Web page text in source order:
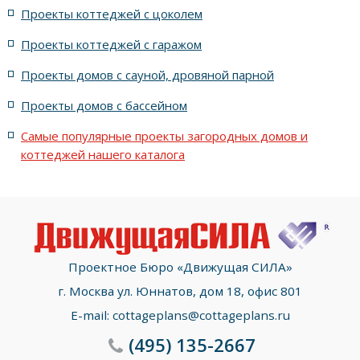
с террасой и 6 комнатами
Проекты коттеджей с цоколем
Проекты коттеджей с гаражом
Проекты домов с сауной, дровяной парной
Проекты домов с бассейном
Самые популярные проекты загородных домов и
коттеджей нашего каталога
Проектное Бюро «Движущая СИЛА»
г. Москва ул. Юннатов, дом 18, офис 801
E-mail: cottageplans@cottageplans.ru
(495)135-2667